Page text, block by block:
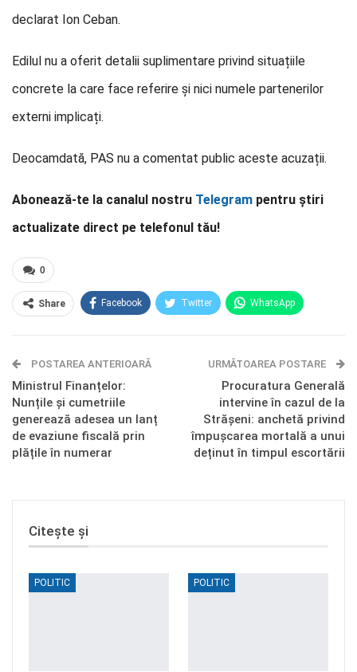
declarat Ion Ceban.
Edilul nu a oferit detalii suplimentare privind situațiile
concrete la care face referire și nici numele partenerilor
externi implicați.
Deocamdată, PAS nu a comentat public aceste acuzații.
Abonează-te la canalul nostru Telegram pentru știri
actualizate direct pe telefonul tău!
0
Share Facebook Twitter WhatsApp
Telegram OK.ru
POSTAREA ANTERIOARĂ
Ministrul Finanțelor:
Nunțile și cumetriile
generează adesea un lanț
de evaziune fiscală prin
plățile în numerar
URMĂTOAREA POSTARE
Procuratura Generală
intervine în cazul de la
Strășeni: anchetă privind
împușcarea mortală a unui
deținut în timpul escortării
Citește și
POLITIC POLITIC